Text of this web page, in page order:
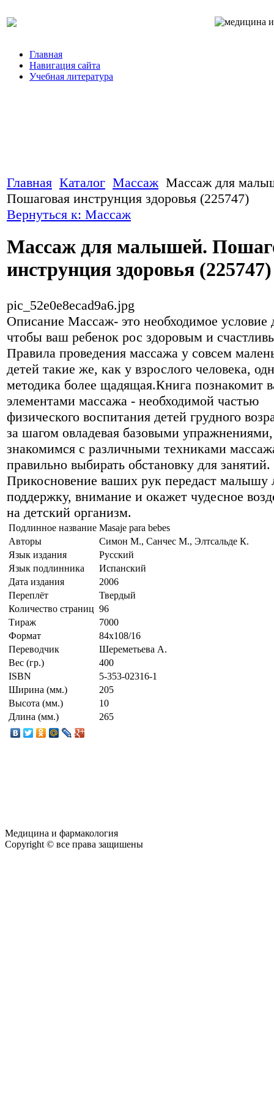
Главная
Навигация сайта
Учебная литература
Главная Каталог Массаж Массаж для
Пошаговая инструнция здоровья (225747)
Вернуться к: Массаж
Массаж для малышей.
инструнция здоровья (225747)
pic_52e0e8ecad9a6.jpg
Описание Массаж- это необходимое условие
чтобы ваш ребенок рос здоровым и
Правила проведения массажа у совсем
детей такие же, как у взрослого человека,
методика более щадящая.Книга познакомит
элементами массажа - необходимой частью
физического воспитания детей грудного
за шагом овладевая базовыми упражнениями,
знакомимся с различными техниками
правильно выбирать обстановку для занятий.
Прикосновение ваших рук передаст малышу
поддержку, внимание и окажет чудесное
на детский организм.
Подлинное название Masaje para bebes
Авторы
Симон М., Санчес М., Элтсальде К.
Язык издания
Русский
Язык подлинника
Испанский
Дата издания
2006
Переплёт
Твердый
Количество страниц 96
Тираж
7000
Формат
84х108/16
Переводчик
Шереметьева А.
Вес (гр.)
400
ISBN
5-353-02316-1
Ширина (мм.)
205
Высота (мм.)
10
Длина (мм.)
265
Медицина и фармакология
Copyright © все права защишены